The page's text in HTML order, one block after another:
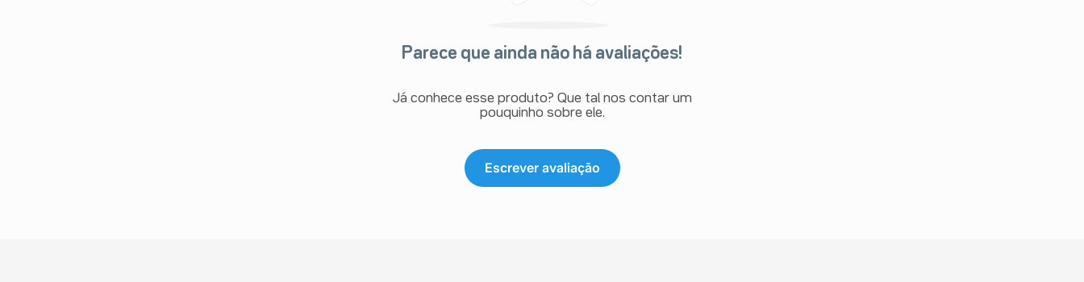
Parece que ainda não há avaliações!
Já conhece esse produto? Que tal nos contar um
pouquinho sobre ele.
Escrever avaliação